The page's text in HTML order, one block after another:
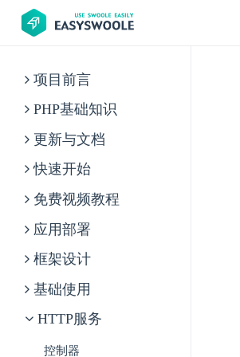
项目前言
PHP基础知识
更新与文档
快速开始
免费视频教程
应用部署
框架设计
基础使用
HTTP服务
控制器